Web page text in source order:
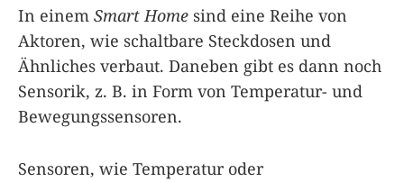
In einem Smart Home sind eine Reihe von
Aktoren, wie schaltbare Steckdosen und
Ähnliches verbaut. Daneben gibt es dann noch
Sensorik, z. B. in Form von Temperatur- und
Bewegungssensoren.
Sensoren, wie Temperatur oder